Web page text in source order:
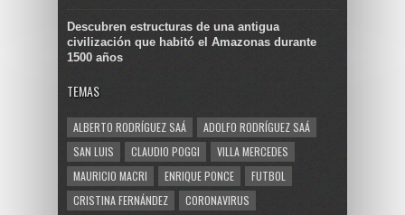
Descubren estructuras de una antigua
civilización que habitó el Amazonas durante
1500 años
TEMAS
ALBERTO RODRÍGUEZ SAÁ
ADOLFO RODRÍGUEZ SAÁ
SAN LUIS
CLAUDIO POGGI
VILLA MERCEDES
MAURICIO MACRI
ENRIQUE PONCE
FUTBOL
CRISTINA FERNÁNDEZ
CORONAVIRUS